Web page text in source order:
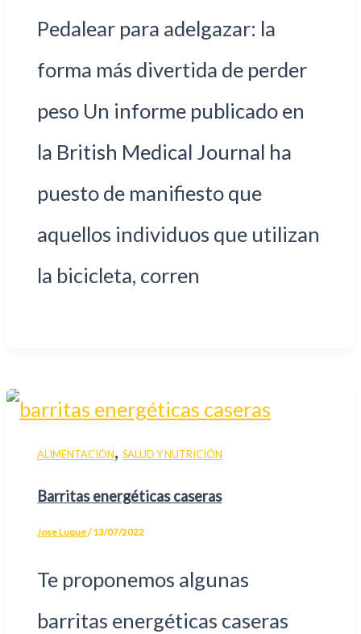
Pedalear para adelgazar: la
forma más divertida de perder
peso Un informe publicado en
la British Medical Journal ha
puesto de manifiesto que
aquellos individuos que utilizan
la bicicleta, corren
ALIMENTACIÓN,SALUD Y NUTRICIÓN
Barritas energéticas caseras
Jose Luque/13/07/2022
Te proponemos algunas
barritas energéticas caseras